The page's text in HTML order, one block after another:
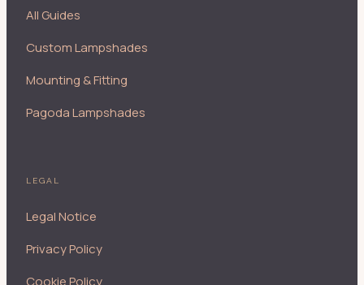
All Guides
Custom Lampshades
Mounting & Fitting
Pagoda Lampshades
LEGAL
Legal Notice
Privacy Policy
Cookie Policy